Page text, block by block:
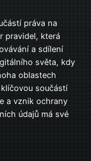
práva na
pravidel, která
a sdílení
světa, kdy
oblastech
součástí
a vznik ochrany
údajů má své